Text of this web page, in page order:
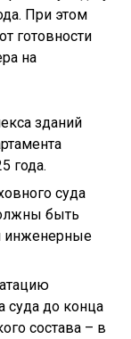
При этом
готовности
на
зданий
года.
суда
быть
инженерные
суда до конца
состава – в